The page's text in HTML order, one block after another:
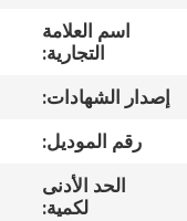
منتجات
معلومات
اسم العلامة
التجارية:
إصدار الشهادات:
رقم الموديل:
الحد الأدنى
لكمية: